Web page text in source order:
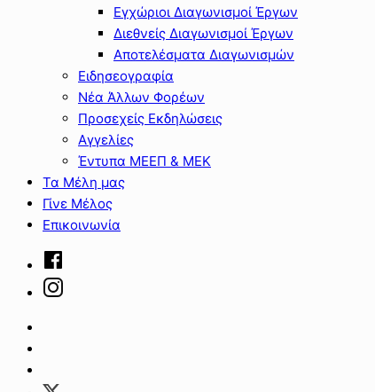
Εγχώριοι Διαγωνισμοί Έργων
Διεθνείς Διαγωνισμοί Έργων
Αποτελέσματα Διαγωνισμών
Ειδησεογραφία
Νέα Άλλων Φορέων
Προσεχείς Εκδηλώσεις
Αγγελίες
Έντυπα ΜΕΕΠ & ΜΕΚ
Τα Μέλη μας
Γίνε Μέλος
Επικοινωνία